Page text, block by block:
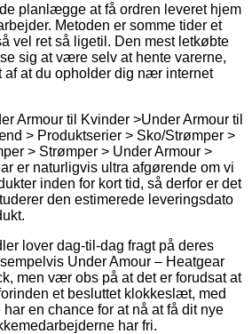
planlægge at få ordren leveret hjem
Metoden er somme tider et
vel ret så ligetil. Den mest letkøbte
sig at være selv at hente varerne,
af at du opholder dig nær internet
Armour til Kvinder >​Under Armour til
> Produktserier > Sko/Strømper >
> Strømper > Under Armour >
er naturligvis ultra afgørende om vi
inden for kort tid, så derfor er det
den estimerede leveringsdato
lover dag-til-dag fragt på deres
Under Amour – Heatgear
men vær obs på at det er forudsat at
et besluttet klokkeslæt, med
en chance for at nå at få dit nye
har fri.